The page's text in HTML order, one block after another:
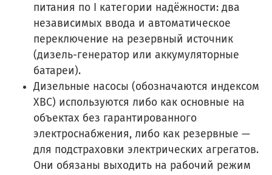
питания по I категории надёжности: два
независимых ввода и автоматическое
переключение на резервный источник
(дизель-генератор или аккумуляторные
батареи).
Дизельные насосы (обозначаются индексом
XBC) используются либо как основные на
объектах без гарантированного
электроснабжения, либо как резервные —
для подстраховки электрических агрегатов.
Они обязаны выходить на рабочий режим